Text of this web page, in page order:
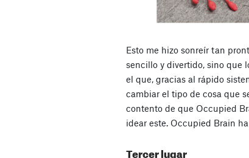
Esto me hizo sonreír tan
sencillo y divertido, sino que
el que, gracias al rápido
cambiar el tipo de cosa que
contento de que Occupied
idear este. Occupied Brain
Tercer lugar